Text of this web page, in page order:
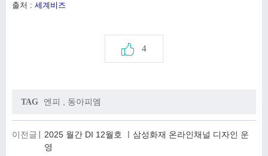
출처 : 세계비즈
4
TAG 엔피 , 동아피엠
이전글
2025 월간 DI 12월호 ㅣ삼성화재 온라인채널 디자인 운
영